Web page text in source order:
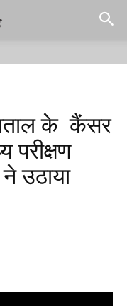
के कैंसर
परीक्षण
उठाया